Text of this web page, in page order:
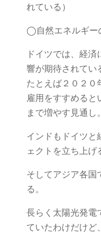
れている）
◯自然エネルギー
ドイツでは、経
響が期待されてい
たとえば２０２０
雇用をすすめると
まで増やす見通し。
インドもドイツと
ェクトを立ち上げ
そしてアジア各国
る。
長らく太陽光発電
ていたわけだけど